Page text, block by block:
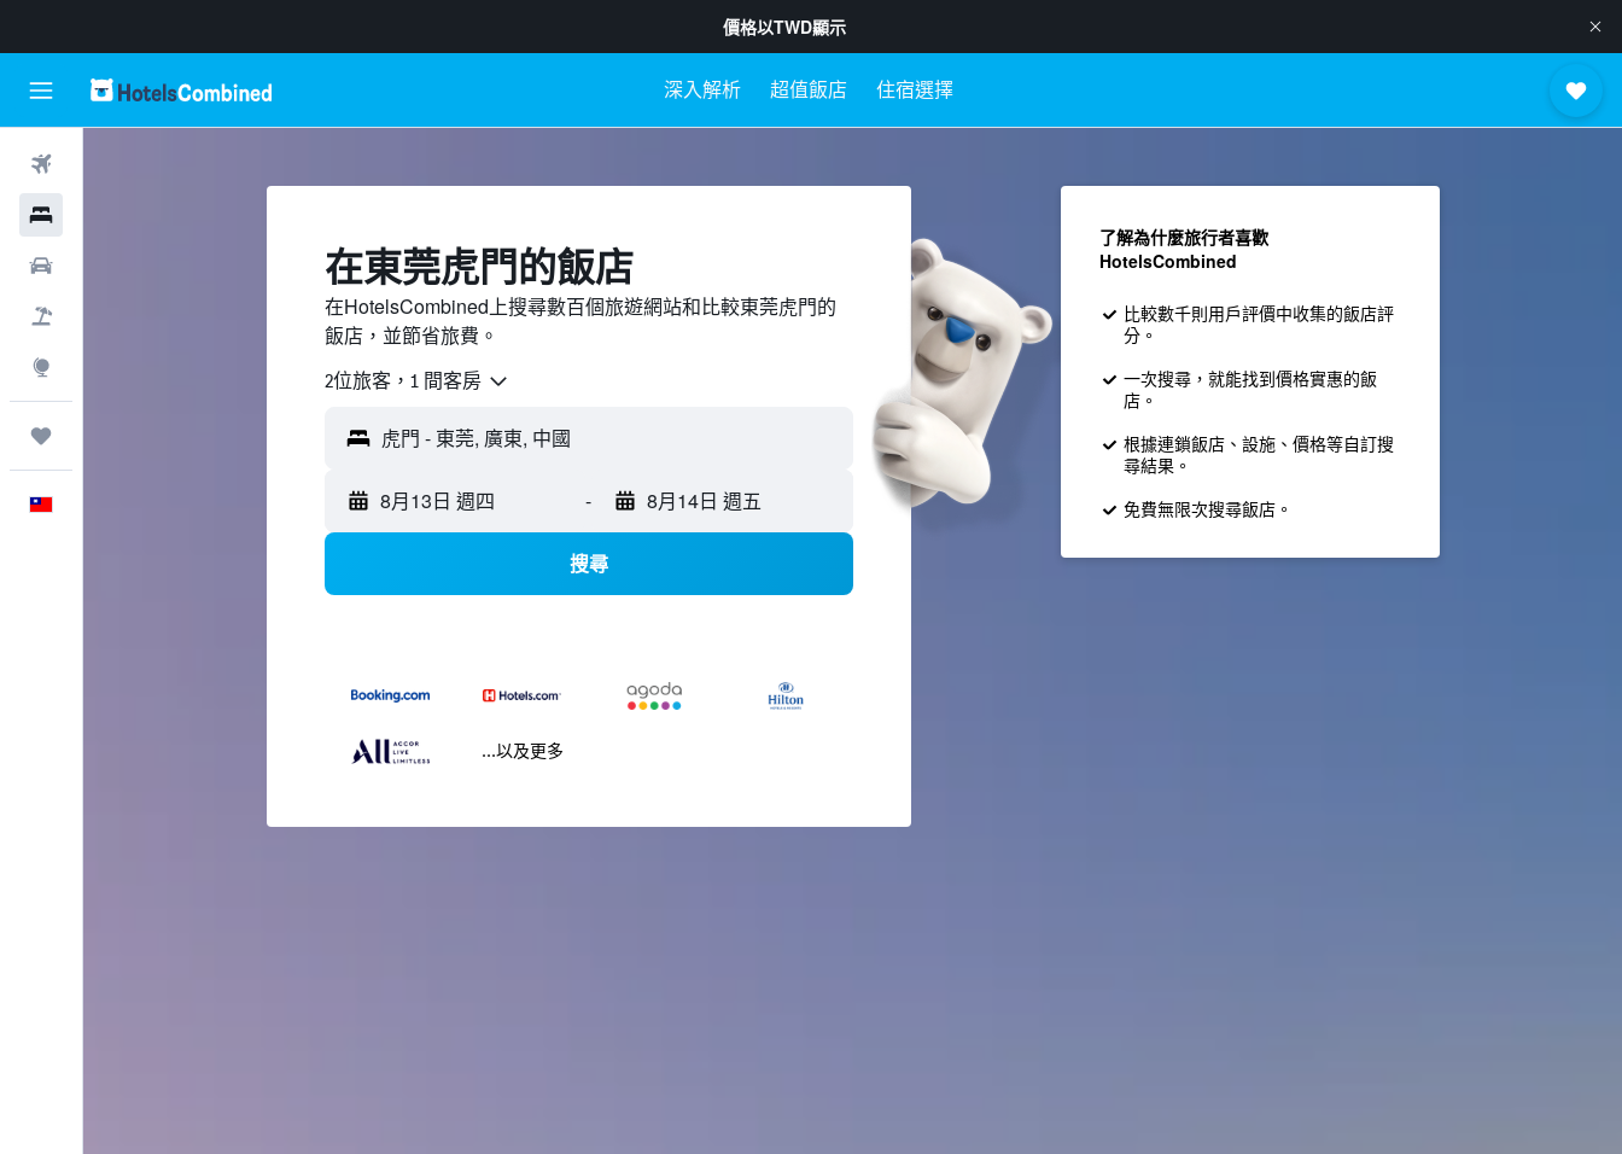
價格以TWD顯示
深入解析 超值飯店 住宿選擇
​在東莞虎門​的飯店
在HotelsCombined上搜尋數百個旅遊網站和比較東莞虎門的
飯店，並節省旅費。
2位旅客，1 間客房
8月13日 週四 - 8月14日 週五
搜尋
...以及更多
了解為什麼旅行者喜歡
HotelsCombined
比較數千則用戶評價中收集的飯店評
分。
一次搜尋，就能找到價格實惠的飯
店。
根據連鎖飯店、設施、價格等自訂搜
尋結果。
免費無限次搜尋飯店。